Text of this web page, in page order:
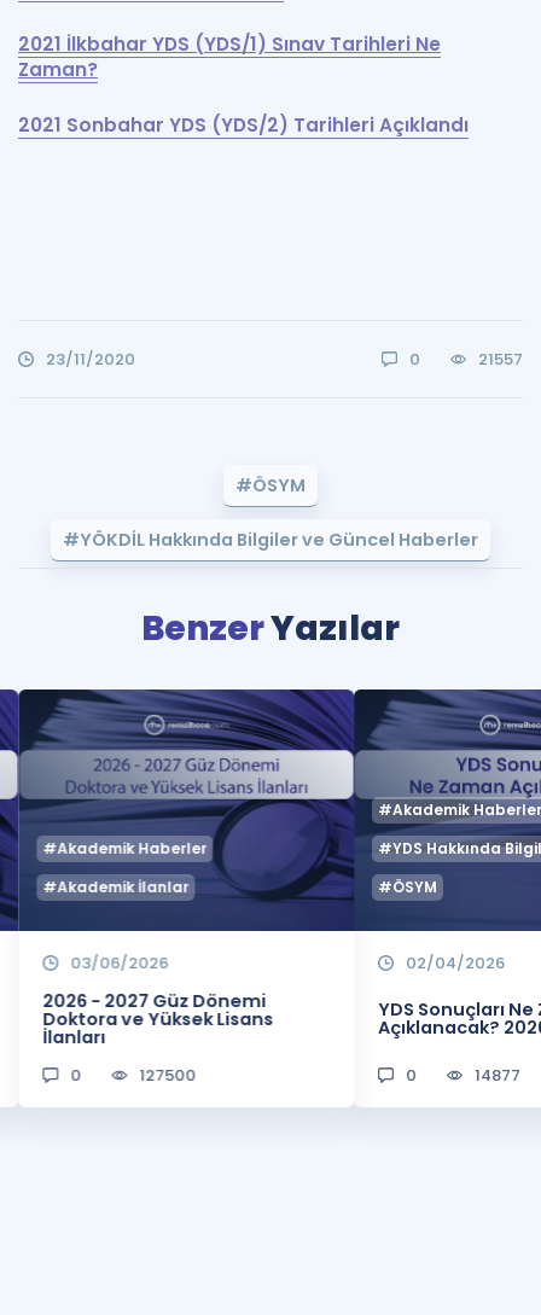
2021 İlkbahar YDS (YDS/1) Sınav Tarihleri Ne
Zaman?
2021 Sonbahar YDS (YDS/2) Tarihleri Açıklandı
23/11/2020 0 21557
#ÖSYM
#YÖKDİL Hakkında Bilgiler ve Güncel Haberler
BenzerYazılar
#Akademik Haberler
#Akademik İlanlar
03/06/2026
2026 - 2027 Güz Dönemi
Doktora ve Yüksek Lisans
İlanları
0 127500
#Akademik
#YDS Hakkında
#ÖSYM
02/04/2026
YDS Sonuçları
Açıklanacak?
0 14877